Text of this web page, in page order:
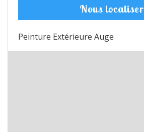
Nous localiser
Peinture Extérieure Auge